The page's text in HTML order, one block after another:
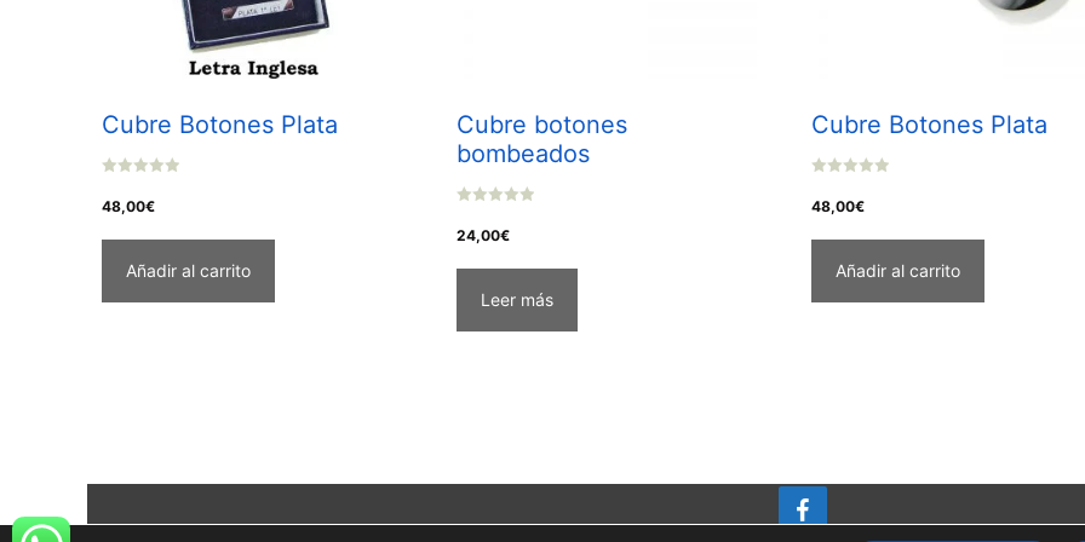
Cubre Botones Plata
o
u
o
48,00€
Añadir al carrito
Cubre botones
bombeados
o
u
o
24,00€
Leer más
Cubre Botones Plata
o
u
o
48,00€
Añadir al carrito